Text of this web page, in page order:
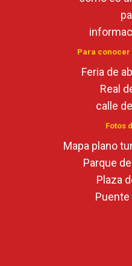
Para conocer
Feria de
Real
calle
Fotos
Mapa plano
Parque
Plaza
Puente